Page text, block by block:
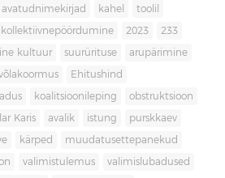
avatudnimekirjad kahel toolil
kollektiivnepöördumine 2023 233
kultuur suurürituse arupärimine
Ehitushind
koalitsioonileping obstruktsioon
Karis avalik istung purskkaev
kärped muudatusettepanekud
valimistulemus valimislubadused